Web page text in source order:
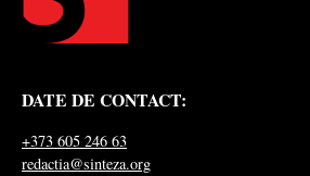
DATE DE CONTACT:
+373 605 246 63
redactia@sinteza.org